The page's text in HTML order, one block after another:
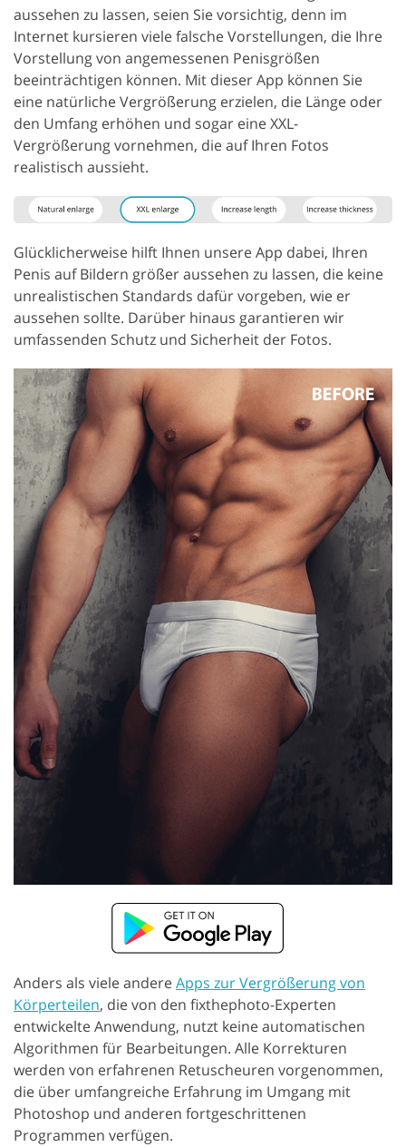
aussehen zu lassen, seien Sie vorsichtig, denn im
Internet kursieren viele falsche Vorstellungen, die Ihre
Vorstellung von angemessenen Penisgrößen
beeinträchtigen können. Mit dieser App können Sie
eine natürliche Vergrößerung erzielen, die Länge oder
den Umfang erhöhen und sogar eine XXL-
Vergrößerung vornehmen, die auf Ihren Fotos
realistisch aussieht.
Glücklicherweise hilft Ihnen unsere App dabei, Ihren
Penis auf Bildern größer aussehen zu lassen, die keine
unrealistischen Standards dafür vorgeben, wie er
aussehen sollte. Darüber hinaus garantieren wir
umfassenden Schutz und Sicherheit der Fotos.
Anders als viele andereApps zur Vergrößerung von
Körperteilen, die von den fixthephoto-Experten
entwickelte Anwendung, nutzt keine automatischen
Algorithmen für Bearbeitungen. Alle Korrekturen
werden von erfahrenen Retuscheuren vorgenommen,
die über umfangreiche Erfahrung im Umgang mit
Photoshop und anderen fortgeschrittenen
Programmen verfügen.